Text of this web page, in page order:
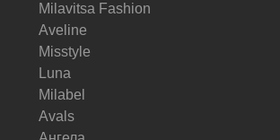
Milavitsa Fashion
Aveline
Misstyle
Luna
Milabel
Avals